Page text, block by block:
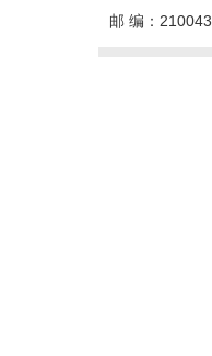
邮 编：210043